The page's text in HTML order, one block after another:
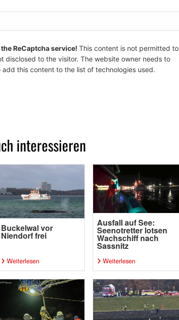
ReCaptcha service! This content is not permitted to
disclosed to the visitor. The website owner needs to
this content to the list of technologies used.
interessieren
Buckelwal vor
Niendorf frei
Weiterlesen
Ausfall auf See:
Seenotretter lotsen
Wachschiff nach
Sassnitz
Weiterlesen